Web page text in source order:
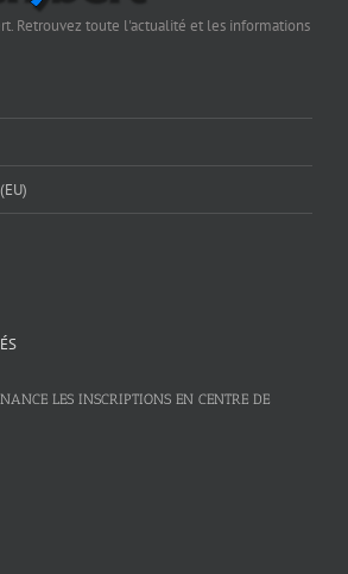
Retrouvez toute l'actualité et les informations
LES INSCRIPTIONS EN CENTRE DE